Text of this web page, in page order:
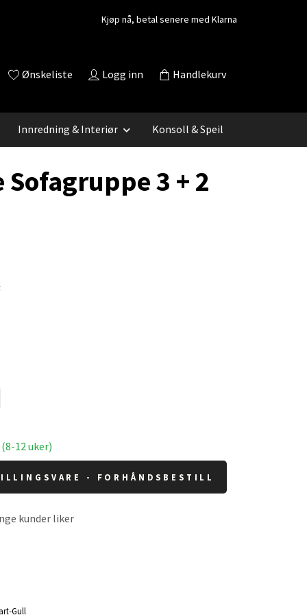
Kjøp nå, betal senere med Klarna
Ønskeliste Logg inn Handlekurv
Innredning & Interiør Konsoll & Speil
Sofagruppe 3 + 2
12 uker)
- FORHÅNDSBESTILL
kunder liker
Gull